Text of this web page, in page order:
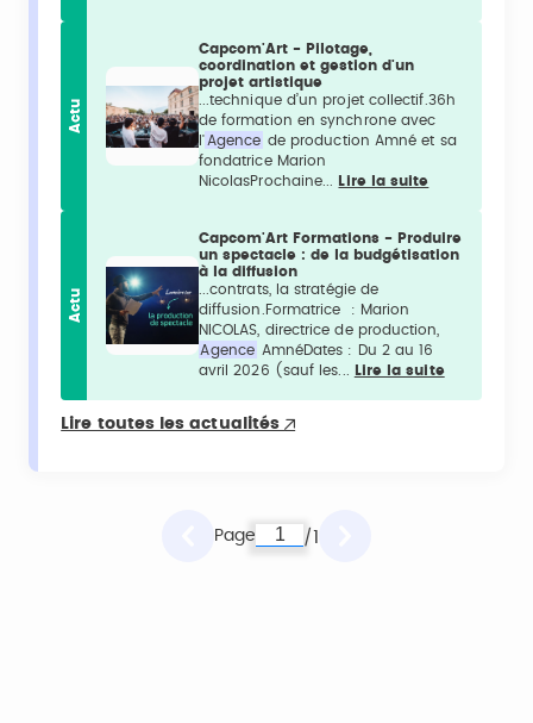
Actu
Capcom'Art - Pilotage,
coordination et gestion d'un
projet artistique
...technique d’un projet collectif.36h
de formation en synchrone avec
l' Agence de production Amné et sa
fondatrice Marion
NicolasProchaine...
Lire la suite
Actu
Capcom'Art Formations - Produire
un spectacle : de la budgétisation
à la diffusion
...contrats, la stratégie de
diffusion.Formatrice : Marion
NICOLAS, directrice de production,
Agence AmnéDates : Du 2 au 16
avril 2026 (sauf les...
Lire la suite
Lire toutes les actualités
Page /1